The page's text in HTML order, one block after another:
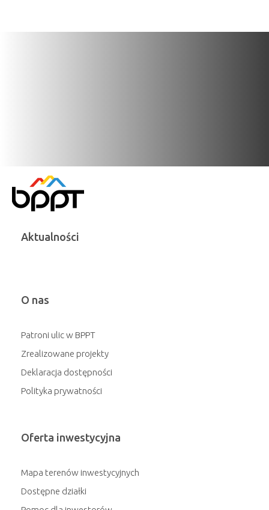
Aktualności
O nas
Patroni ulic w BPPT
Zrealizowane projekty
Deklaracja dostępności
Polityka prywatności
Oferta inwestycyjna
Mapa terenów inwestycyjnych
Dostępne działki